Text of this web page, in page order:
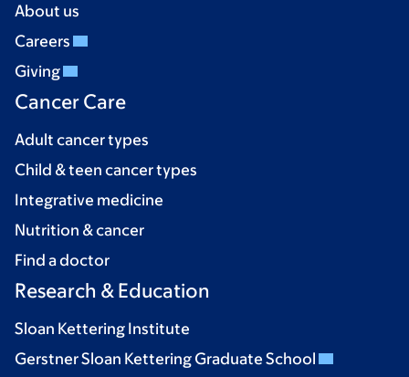
About us
Careers
Giving
Cancer Care
Adult cancer types
Child & teen cancer types
Integrative medicine
Nutrition & cancer
Find a doctor
Research & Education
Sloan Kettering Institute
Gerstner Sloan Kettering Graduate School